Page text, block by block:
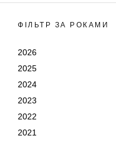
ФІЛЬТР ЗА РОКАМИ
2026
2025
2024
2023
2022
2021